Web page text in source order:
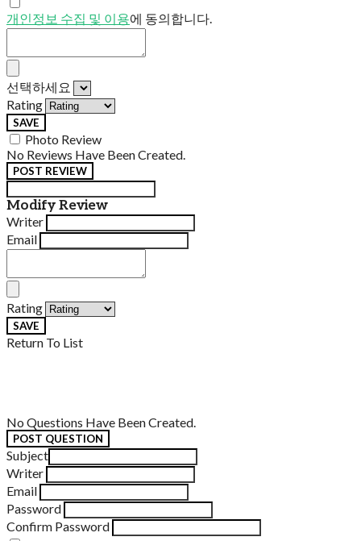
개인정보 수집 및 이용에 동의합니다.
선택하세요
Rating
SAVE
Photo Review
No Reviews Have Been Created.
POST REVIEW
Modify Review
Writer
Email
Rating
SAVE
Return To List
No Questions Have Been Created.
POST QUESTION
Subject
Writer
Email
Password
Confirm Password